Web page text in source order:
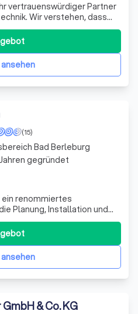
vertrauenswürdiger Partner
Wir verstehen, dass
nur dann
perfekt
Daher bieten wir Ihnen
und ei
(15)
ein renommiertes
Planung, Installation und
, Klima- und Sanitäranlagen
auf unsere Fähigkeit,
im Team zu arbeiten,
Bad Berleburg
gegründet
& Co. KG